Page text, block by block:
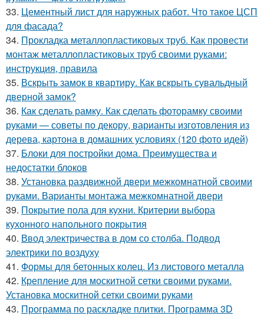
33. Цементный лист для наружных работ. Что такое ЦСП
для фасада?
34. Прокладка металлопластиковых труб. Как провести
монтаж металлопластиковых труб своими руками:
инструкция, правила
35. Вскрыть замок в квартиру. Как вскрыть сувальдный
дверной замок?
36. Как сделать рамку. Как сделать фоторамку своими
руками — советы по декору, варианты изготовления из
дерева, картона в домашних условиях (120 фото идей)
37. Блоки для постройки дома. Преимущества и
недостатки блоков
38. Установка раздвижной двери межкомнатной своими
руками. Варианты монтажа межкомнатной двери
39. Покрытие пола для кухни. Критерии выбора
кухонного напольного покрытия
40. Ввод электричества в дом со столба. Подвод
электрики по воздуху
41. Формы для бетонных колец. Из листового металла
42. Крепление для москитной сетки своими руками.
Установка москитной сетки своими руками
43. Программа по раскладке плитки. Программа 3D